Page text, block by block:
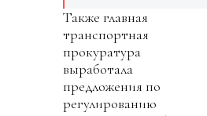
Также главная
транспортная
прокуратура
выработала
предложения по
регулированию